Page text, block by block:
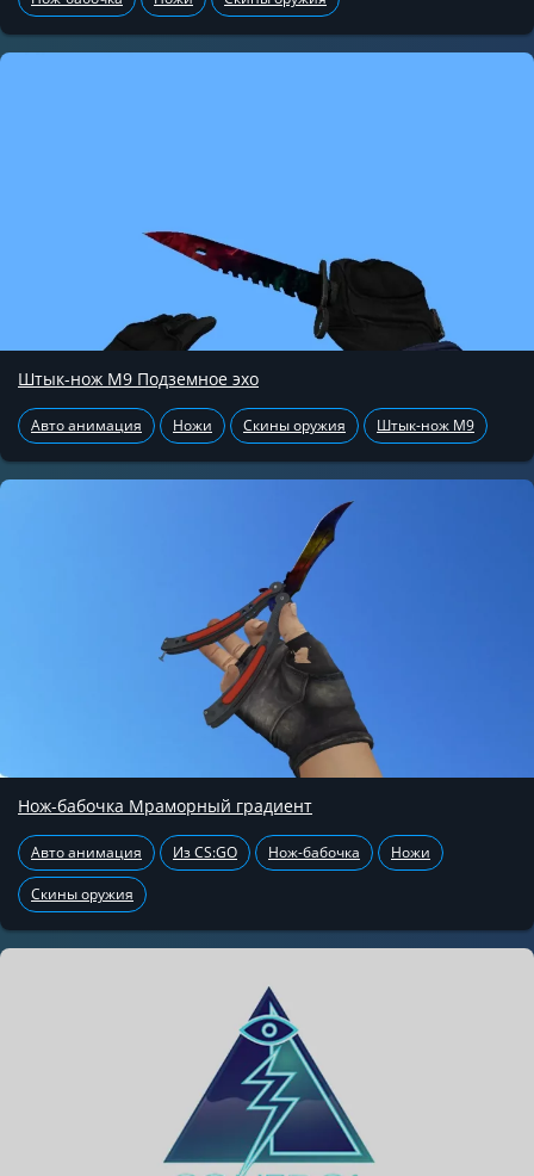
Штык-нож М9 Подземное эхо
Авто анимация Ножи Скины оружия Штык-нож М9
Нож-бабочка Мраморный градиент
Авто анимация Из CS:GO Нож-бабочка Ножи
Скины оружия